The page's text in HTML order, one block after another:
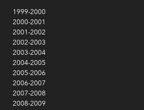
1999-2000
2000-2001
2001-2002
2002-2003
2003-2004
2004-2005
2005-2006
2006-2007
2007-2008
2008-2009